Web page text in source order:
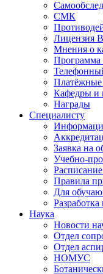
СМК
Лицензия
Мнения о
Программа
Платёжные
Кафедры и
Награды
Специалисту
Заявка на
Учебно-
Правила
Для
Наука
Новости
Отдел
Отдел
НОМУС